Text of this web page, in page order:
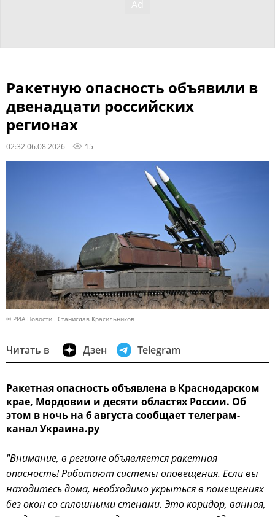
Ракетную опасность объявили в
двенадцати российских
регионах
02:32 06.08.2026 15
© РИА Новости . Станислав Красильников
Читать в Дзен Telegram
Ракетная опасность объявлена в Краснодарском
крае, Мордовии и десяти областях России. Об
этом в ночь на 6 августа сообщает телеграм-
канал Украина.ру
"Внимание, в регионе объявляется ракетная
опасность! Работают системы оповещения. Если вы
находитесь дома, необходимо укрыться в помещениях
без окон со сплошными стенами. Это коридор, ванная,